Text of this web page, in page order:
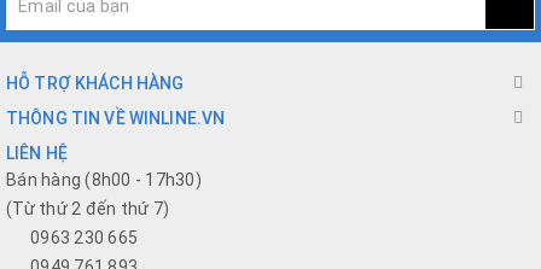
HỖ TRỢ KHÁCH HÀNG
THÔNG TIN VỀ WINLINE.VN
LIÊN HỆ
Bán hàng (8h00 - 17h30)
(Từ thứ 2 đến thứ 7)
0963 230 665